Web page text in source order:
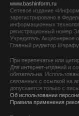
www.bashinform.ru
Сетевое издание
зарегистрировано в
информационных
регистрационный номер
Учредитель
Главный редактор
При перепечатке или
Для интернет-изданий и
обязательна.
связанных с ссылкой на
допускается только с
Об использовании
Правила применения